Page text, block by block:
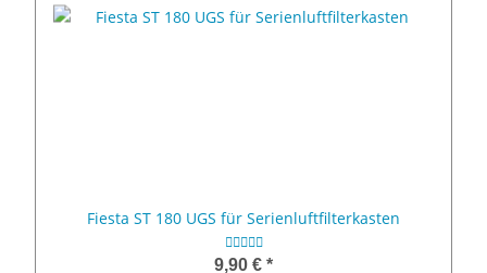
Fiesta ST 180 UGS für Serienluftfilterkasten
9,90 € *